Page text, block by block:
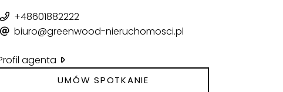
+48601882222
biuro@greenwood-nieruchomosci.pl
agenta
UMÓW SPOTKANIE